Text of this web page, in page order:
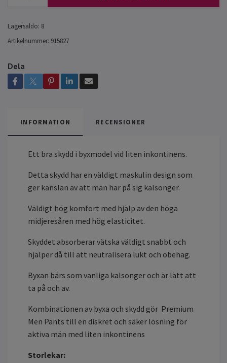
Lagersaldo: 8
Artikelnummer: 915827
Dela
INFORMATION RECENSIONER
Ett bra skydd i byxmodel vid liten inkontinens.
Detta skydd har en väldigt maskulin design som
ger känslan av att man har på sig kalsonger.
Väldigt hög komfort med hjälp av den höga
midjeresåren med hög elasticitet.
Skyddet absorberar vätska väldigt snabbt och
hjälper då till att neutralisera lukt och obehag.
Byxan bärs som vanliga kalsonger och är lätt att
ta på och av.
Kombinationen av byxa och skydd gör Premium
Men Pants till en diskret och säker lösning för
aktiva män med liten inkontinens
Storlekar: